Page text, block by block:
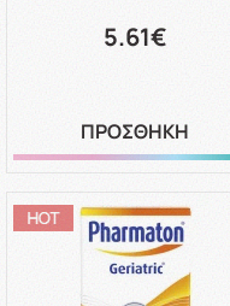
5.61€
ΠΡΟΣΘΗΚΗ